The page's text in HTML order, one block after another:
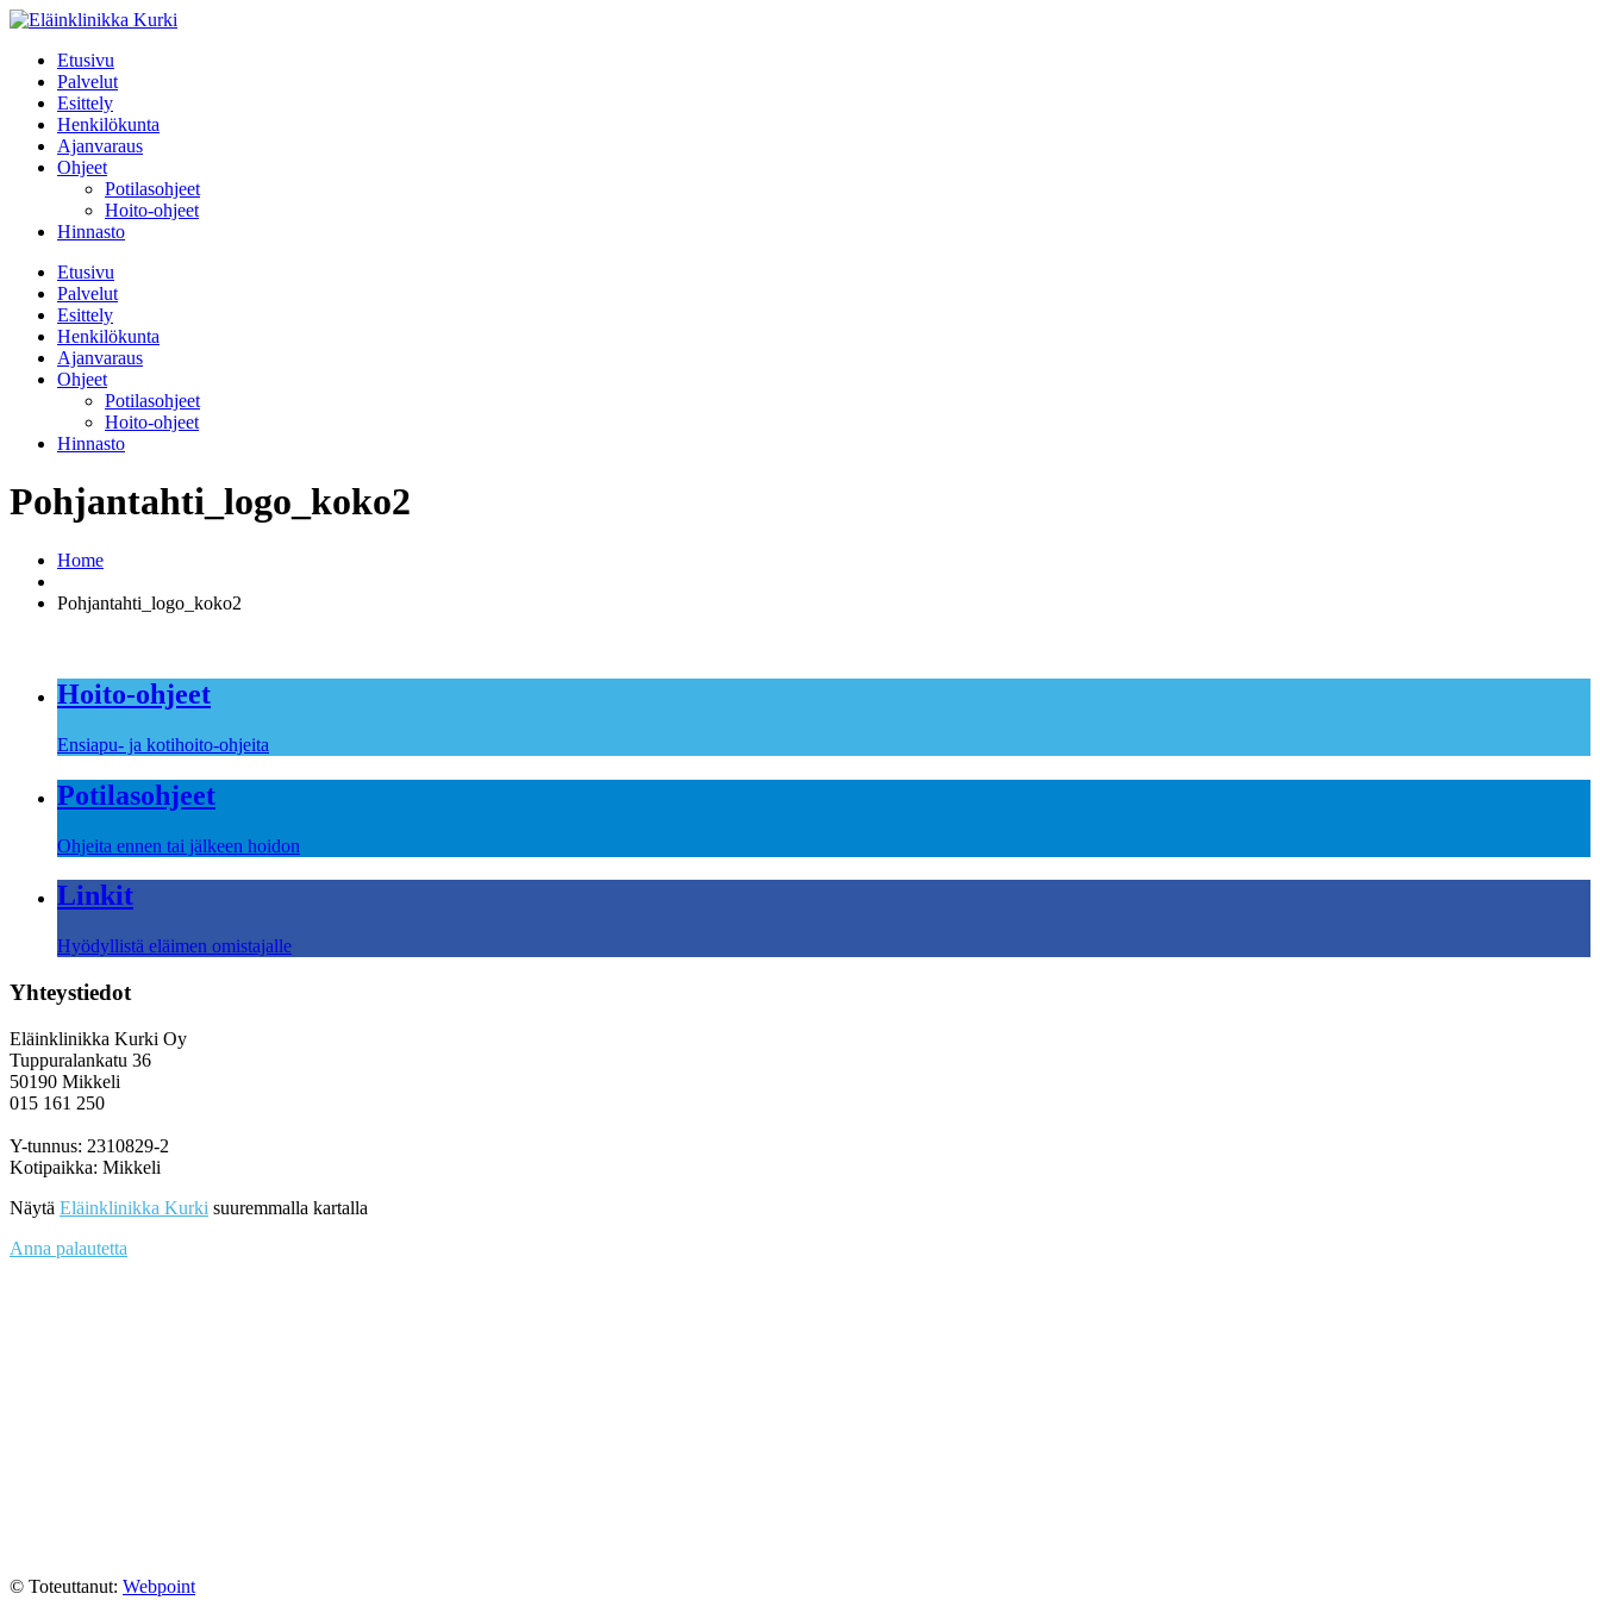
Etusivu
Palvelut
Esittely
Henkilökunta
Ajanvaraus
Ohjeet
Potilasohjeet
Hoito-ohjeet
Hinnasto
Etusivu
Palvelut
Esittely
Henkilökunta
Ajanvaraus
Ohjeet
Potilasohjeet
Hoito-ohjeet
Hinnasto
Pohjantahti_logo_koko2
Home
Pohjantahti_logo_koko2
Hoito-ohjeet
Ensiapu- ja kotihoito-ohjeita
Potilasohjeet
Ohjeita ennen tai jälkeen hoidon
Linkit
Hyödyllistä eläimen omistajalle
Yhteystiedot
Eläinklinikka Kurki Oy
Tuppuralankatu 36
50190 Mikkeli
015 161 250
Y-tunnus: 2310829-2
Kotipaikka: Mikkeli
Näytä Eläinklinikka Kurki suuremmalla kartalla
Anna palautetta
© Toteuttanut: Webpoint